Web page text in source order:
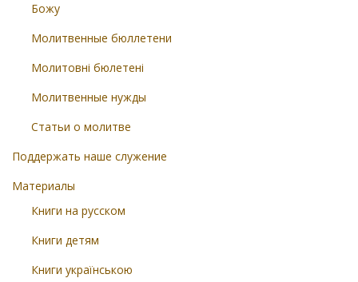
Божу
Молитвенные бюллетени
Молитовні бюлетені
Молитвенные нужды
Статьи о молитве
Поддержать наше служение
Материалы
Книги на русском
Книги детям
Книги українською